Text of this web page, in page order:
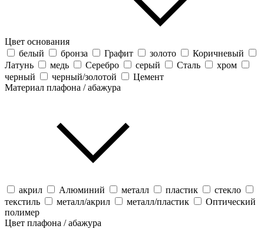
Цвет основания
белый
бронза Графит золото
Коричневый
Латунь
медь Серебро серый Сталь
хром
черный
черный/золотой
Цемент
Материал плафона / абажура
акрил Алюминий металл пластик
стекло
текстиль
металл/акрил металл/пластик
Оптический
полимер
Цвет плафона / абажура